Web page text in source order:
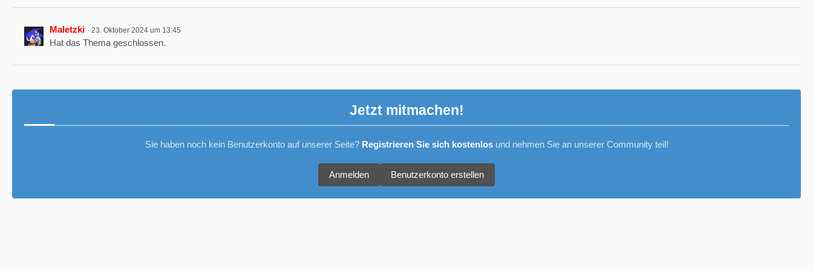
Maletzki 23. Oktober 2024 um 13:45
Hat das Thema geschlossen.
Jetzt mitmachen!
Sie haben noch kein Benutzerkonto auf unserer Seite? Registrieren Sie sich kostenlosund nehmen Sie an unserer Community teil!
Benutzerkonto erstellen
Anmelden